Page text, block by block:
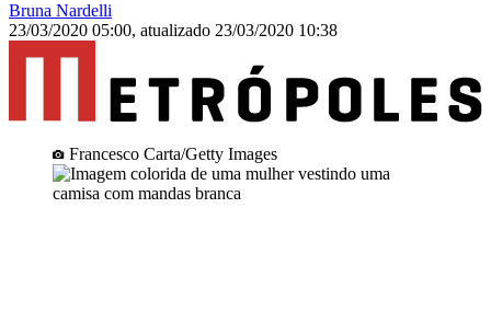
Bruna Nardelli
23/03/2020 05:00, atualizado 23/03/2020 10:38
Francesco Carta/Getty Images